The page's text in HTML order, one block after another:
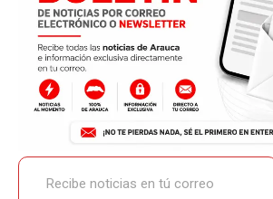
Recibe noticias en tú correo